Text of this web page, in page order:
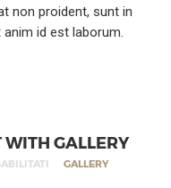
non proident, sunt in
id est laborum.
WITH GALLERY
GALLERY